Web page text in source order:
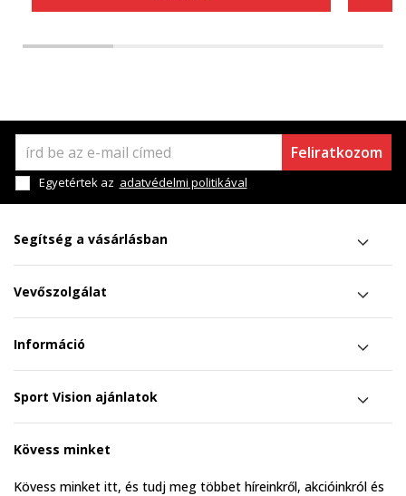
Feliratkozom
Egyetértek az adatvédelmi politikával
Segítség a vásárlásban
Vevőszolgálat
Információ
Sport Vision ajánlatok
Kövess minket
Kövess minket itt, és tudj meg többet híreinkről, akcióinkról és